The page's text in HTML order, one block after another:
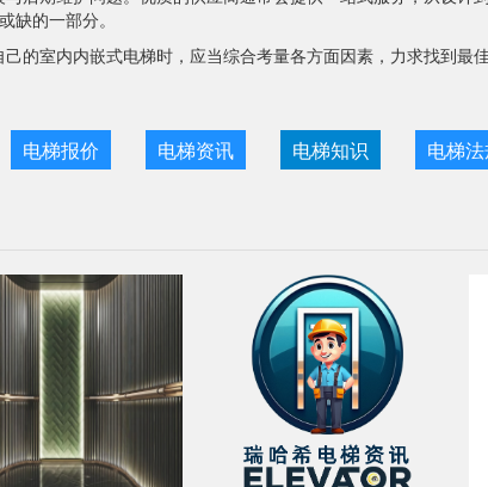
缺的一部分。
的室内内嵌式电梯时，应当综合考量各方面因素，力求找到
电梯报价 电梯资讯 电梯知识 电梯